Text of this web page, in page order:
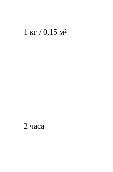
1 кг / 0,15 м²
2 часа